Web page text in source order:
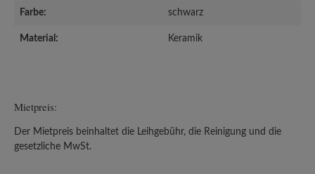
Farbe: schwarz
Material: Keramik
Mietpreis:
Der Mietpreis beinhaltet die Leihgebühr, die Reinigung und die
gesetzliche MwSt.